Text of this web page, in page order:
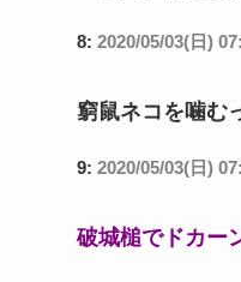
8: 2020/05/03(日)
窮鼠ネコを噛む
9: 2020/05/03(日)
破城槌でドカー